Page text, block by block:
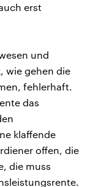
erst
und
wie gehen die
fehlerhaft.
das
klaffende
offen, die
die muss